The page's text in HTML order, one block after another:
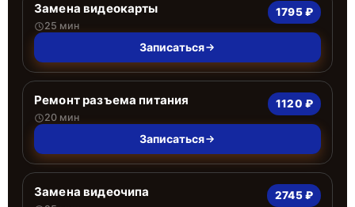
Замена видеокарты
25 мин
1795 ₽
Записаться
Ремонт разъема питания
20 мин
1120 ₽
Записаться
Замена видеочипа 2745 ₽